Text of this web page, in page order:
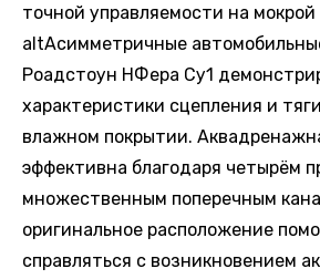
точной управляемости на мокрой
altАсимметричные
Роадстоун НФера Су1
характеристики сцепления и
влажном покрытии.
эффективна благодаря четырём
множественным поперечным
оригинальное расположение
справляться с возникновением